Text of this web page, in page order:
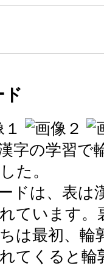
ド
字の学習で
た。
ドは、表は
ています
は最初、輪
てくると